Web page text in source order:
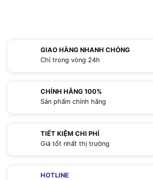
GIAO HÀNG NHANH CHÓNG
Chỉ trong vòng 24h
CHÍNH HÃNG 100%
Sản phẩm chính hãng
TIẾT KIỆM CHI PHÍ
Giá tốt nhất thị trường
HOTLINE